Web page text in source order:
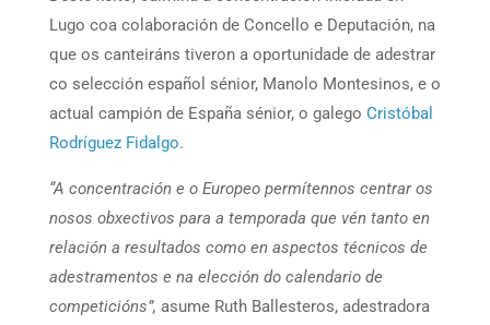
Lugo coa colaboración de Concello e Deputación, na
que os canteiráns tiveron a oportunidade de adestrar
co selección español sénior, Manolo Montesinos, e o
actual campión de España sénior, o galego Cristóbal
Rodríguez Fidalgo.
“A concentración e o Europeo permítennos centrar os
nosos obxectivos para a temporada que vén tanto en
relación a resultados como en aspectos técnicos de
adestramentos e na elección do calendario de
competicións”, asume Ruth Ballesteros, adestradora